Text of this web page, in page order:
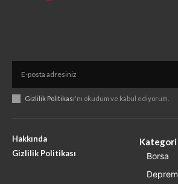
Gizlilik Politikası'nı okudum ve kabul ediyorum.
Hakkında
Gizlilik Politikası
Kategori
Borsa
Deprem